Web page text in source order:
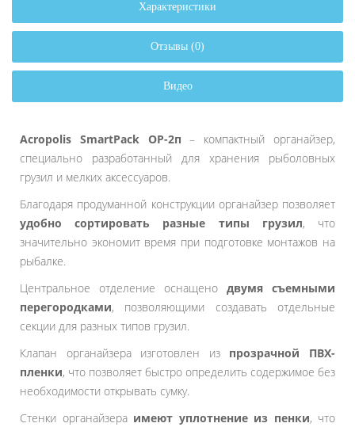
Характеристики
Отзывы (0)
Видео
Acropolis SmartPack ОР-2п – компактный органайзер,
специально разработанный для хранения рыболовных
грузил и мелких аксессуаров.
Благодаря продуманной конструкции органайзер позволяет
удобно сортировать разные типы грузил, что
значительно экономит время при подготовке монтажов на
рыбалке.
Центральное отделение оснащено двумя съемными
перегородками, позволяющими создавать отдельные
секции для разных типов грузил.
Клапан органайзера изготовлен из прозрачной ПВХ-
пленки, что позволяет быстро определить содержимое без
необходимости открывать сумку.
Стенки органайзера имеют уплотнение из пенки, что